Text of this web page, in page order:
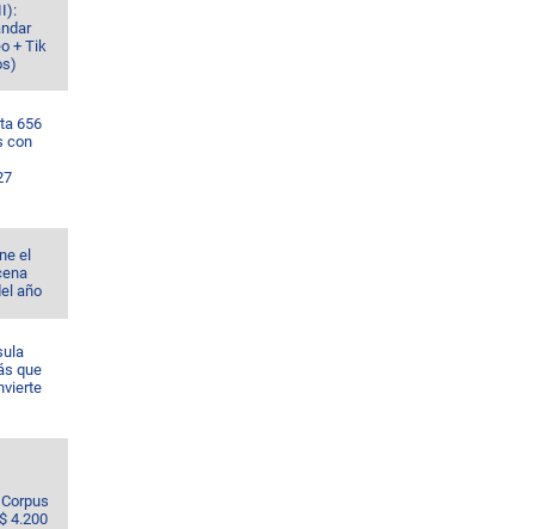
+ Tik
656
con
el
año
que
4.200